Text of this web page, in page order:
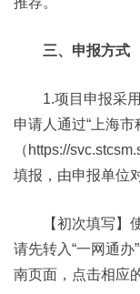
三、申报方式
1.项目申报采用
申请人通过“上海
（https://
填报，由申报单位
【初次填写】使
请先转入“一网通
南页面，点击相应